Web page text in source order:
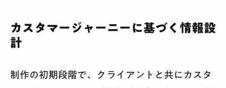
カスタマージャーニーに基づく情報設
計
制作の初期段階で、クライアントと共にカスタ